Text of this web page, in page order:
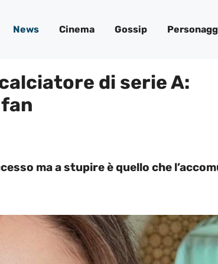
News Cinema Gossip
di serie A:
ma a stupire è quello che